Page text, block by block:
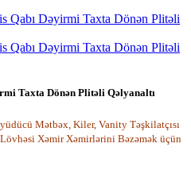
Taxta Dönən Plitəli Qəlyanaltı
Mətbəx, Kiler, Vanity Təşkilatçısı
Xəmir Xəmirlərini Bəzəmək üçün